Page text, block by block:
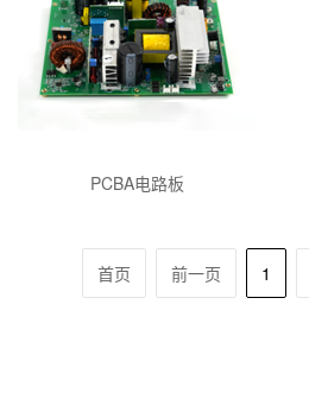
PCBA电路板
首页 前一页 1